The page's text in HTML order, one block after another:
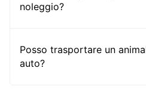
noleggio?
Posso trasportare un
auto?